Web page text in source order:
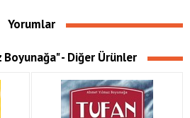
Yorumlar
Boyunağa" - Diğer Ürünler